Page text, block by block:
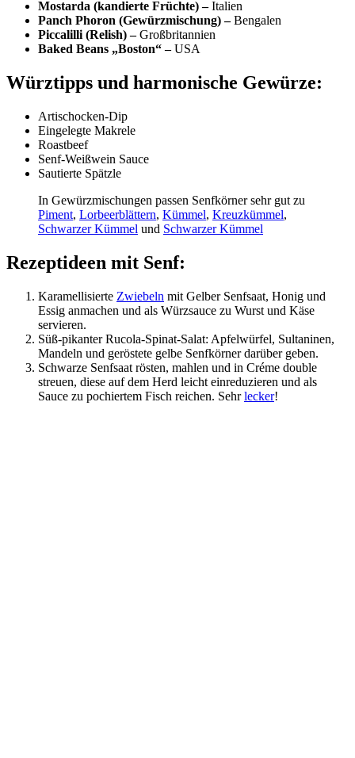
Mostarda (kandierte Früchte) –Italien
Panch Phoron (Gewürzmischung) –Bengalen
Piccalilli (Relish) –Großbritannien
Baked Beans „Boston“ –USA
Würztipps und harmonische Gewürze:
Artischocken-Dip
Eingelegte Makrele
Roastbeef
Senf-Weißwein Sauce
Sautierte Spätzle
In Gewürzmischungen passen Senfkörner sehr gut zu
Piment, Lorbeerblättern, Kümmel, Kreuzkümmel,
Schwarzer Kümmel und Schwarzer Kümmel
Rezeptideen mit Senf:
Karamellisierte Zwiebeln mit Gelber Senfsaat, Honig und
Essig anmachen und als Würzsauce zu Wurst und Käse
servieren.
Süß-pikanter Rucola-Spinat-Salat: Apfelwürfel, Sultaninen,
Mandeln und geröstete gelbe Senfkörner darüber geben.
Schwarze Senfsaat rösten, mahlen und in Créme double
streuen, diese auf dem Herd leicht einreduzieren und als
Sauce zu pochiertem Fisch reichen. Sehrlecker!